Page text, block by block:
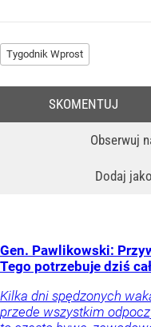
Tygodnik Wprost
Obserwuj
Dodaj jako
SKOMENTUJ
Gen. Pawlikowski:
Tego potrzebuje dziś
Kilka dni spędzonych
przede wszystkim